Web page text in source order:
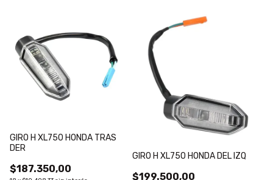
GIRO H XL750 HONDA TRAS
DER
$187.350,00
GIRO H XL750 HONDA DEL IZQ
$199.500,00